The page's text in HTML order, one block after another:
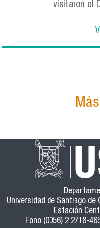
visitaron el
Universidad de Santiago de
Estación
Fono (0056) 2 2718-